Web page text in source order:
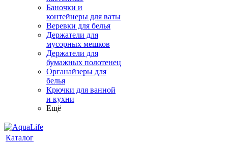
Баночки и
контейнеры для ваты
Веревки для белья
Держатели для
мусорных мешков
Держатели для
бумажных полотенец
Органайзеры для
белья
Крючки для ванной
и кухни
Ещё
Каталог